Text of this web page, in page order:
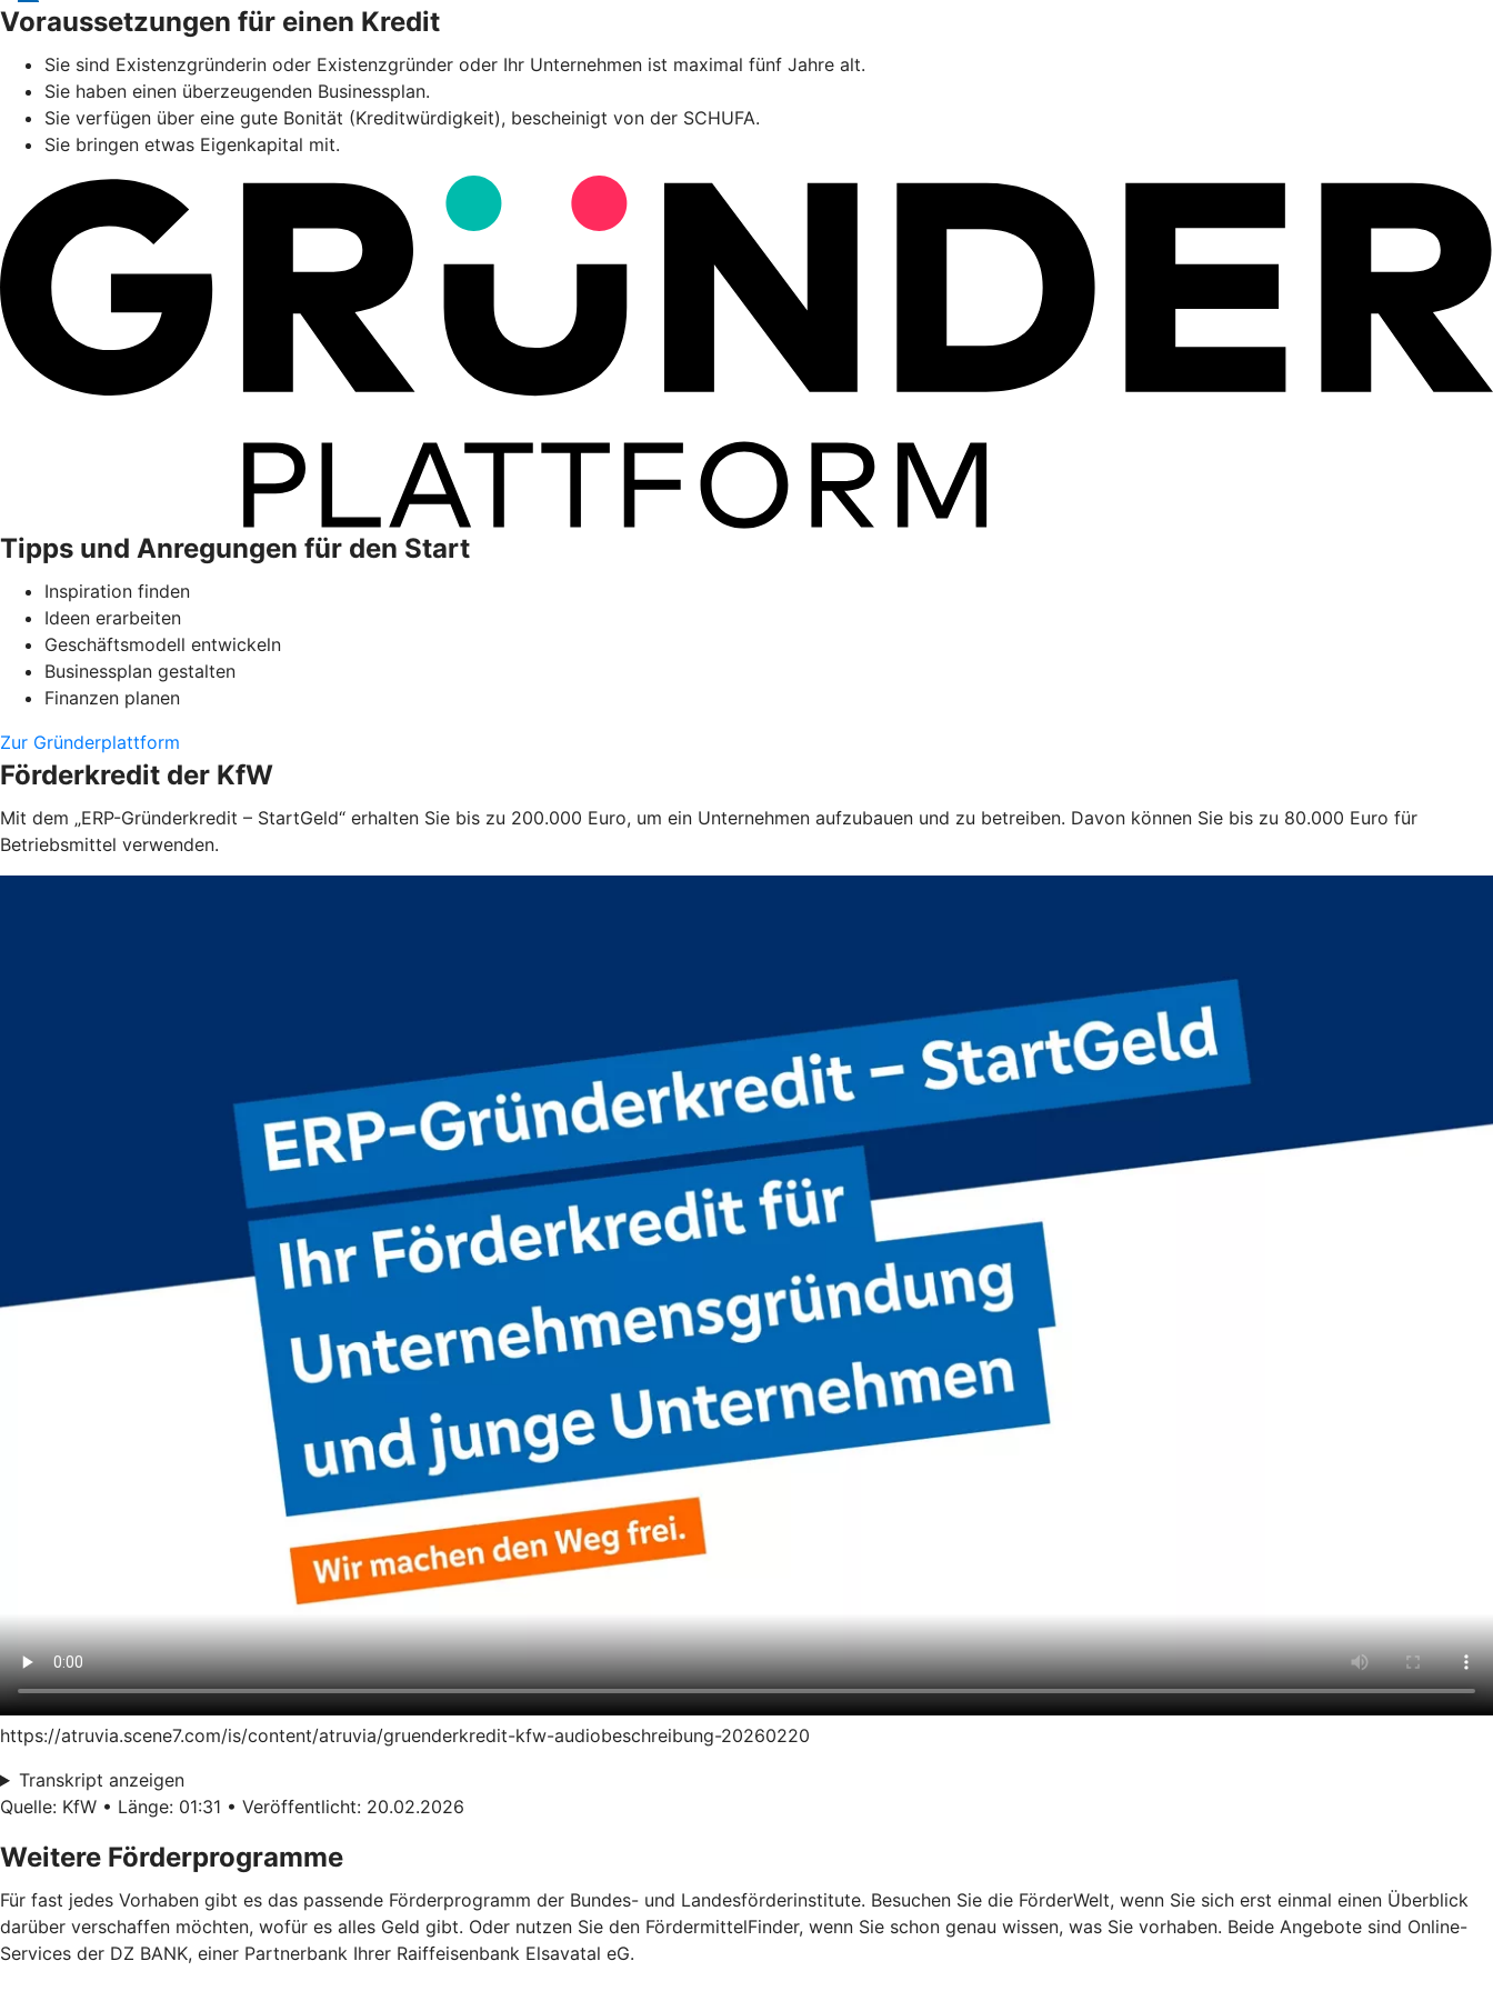
Voraussetzungen für einen Kredit
Sie sind Existenzgründerin oder Existenzgründer oder Ihr Unternehmen ist maximal fünf Jahre alt.
Sie haben einen überzeugenden Businessplan.
Sie verfügen über eine gute Bonität (Kreditwürdigkeit), bescheinigt von der SCHUFA.
Sie bringen etwas Eigenkapital mit.
Tipps und Anregungen für den Start
Inspiration finden
Ideen erarbeiten
Geschäftsmodell entwickeln
Businessplan gestalten
Finanzen planen
Zur Gründerplattform
Förderkredit der KfW
Mit dem „ERP-Gründerkredit – StartGeld“ erhalten Sie bis zu 200.000 Euro, um ein Unternehmen aufzubauen und zu betreiben. Davon können Sie bis zu 80.000 Euro für
Betriebsmittel verwenden.
https://atruvia.scene7.com/is/content/atruvia/gruenderkredit-kfw-audiobeschreibung-20260220
Transkript anzeigen
Quelle: KfW • Länge: 01:31 • Veröffentlicht: 20.02.2026
Weitere Förderprogramme
Für fast jedes Vorhaben gibt es das passende Förderprogramm der Bundes- und Landesförderinstitute. Besuchen Sie die FörderWelt, wenn Sie sich erst einmal einen Überblick
darüber verschaffen möchten, wofür es alles Geld gibt. Oder nutzen Sie den FördermittelFinder, wenn Sie schon genau wissen, was Sie vorhaben. Beide Angebote sind Online-
Services der DZ BANK, einer Partnerbank Ihrer Raiffeisenbank Elsavatal eG.